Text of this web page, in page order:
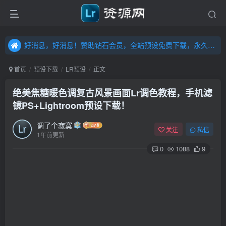
好消息，好消息！赞助钻石会员，全站预设免费下载，永久钻石会员，”送“万元超值资源，内容丰富，容量高达20T，不断更新！点击进入……
好消息，好消息！赞助钻石会员，全站预设免费下载，永久钻石会员，”送“万元超值资源，内容丰富，容量高达20T，不断更新！点击进入……
首页 预设下载 LR预设 正文
绝美焦糖暖色调复古风景画面Lr调色教程，手机滤
镜PS+Lightroom预设下载！
调了个寂寞
1年前更新
关注 私信
0 1088 9